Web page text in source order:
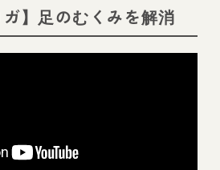
ガ】足のむくみを解消